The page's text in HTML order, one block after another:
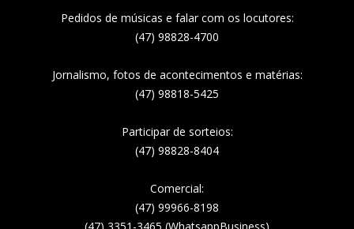
Pedidos de músicas e falar com os locutores:
(47) 98828-4700
Jornalismo, fotos de acontecimentos e matérias:
(47) 98818-5425
Participar de sorteios:
(47) 98828-8404
Comercial:
(47) 99966-8198